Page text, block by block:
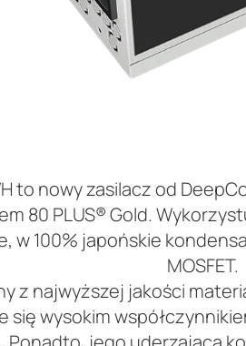
to nowy zasilacz od
80 PLUS® Gold.
w 100% japońskie
MOSFET.
z najwyższej jakości
się wysokim